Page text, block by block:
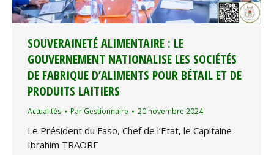
SOUVERAINETÉ ALIMENTAIRE : LE
GOUVERNEMENT NATIONALISE LES SOCIÉTÉS
DE FABRIQUE D’ALIMENTS POUR BÉTAIL ET DE
PRODUITS LAITIERS
Actualités Par Gestionnaire 20 novembre 2024
Le Président du Faso, Chef de l’Etat, le Capitaine
Ibrahim TRAORE